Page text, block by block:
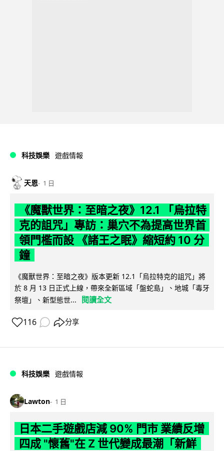
科技娛樂 遊戲情報
天恩 1 日
《魔獸世界：至暗之夜》12.1 「烏拉特
克的詛咒」專訪：巢穴不為提高世界首
領門檻而設 《諸王之眠》縮短約 10 分
鐘
《魔獸世界：至暗之夜》版本更新 12.1「烏拉特克的詛咒」將
於 8 月 13 日正式上線，帶來全新區域「盤蛇島」、地城「毒牙
祭壇」、新型態世...
閱讀全文
116 分享
科技娛樂 遊戲情報
Lawton 1 日
日本二手遊戲店減 90% 門市 業績反增
四成 "懷舊"在 Z 世代變成最潮「新鮮